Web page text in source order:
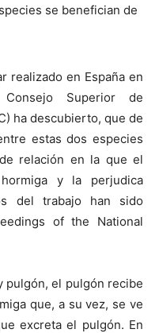
se benefician de
realizado en España en
Superior de
ha descubierto, que de
estas dos especies
relación en la que el
y la perjudica
del trabajo han sido
of the National
pulgón, el pulgón recibe
que, a su vez, se ve
excreta el pulgón. En